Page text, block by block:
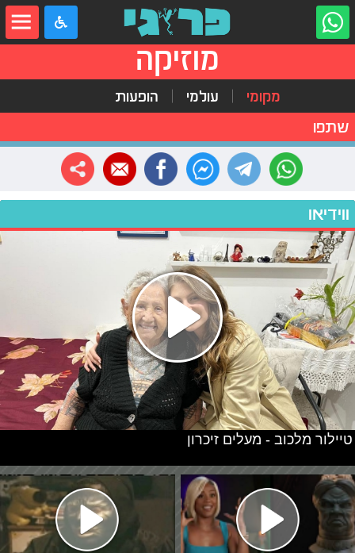
מוזיקה
מקומי עולמי הופעות
שתפו
ווידיאו
טיילור מלכוב - מעלים זיכרון